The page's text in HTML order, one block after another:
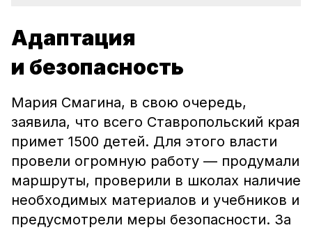
Адаптация
и безопасность
Мария Смагина, в свою очередь,
заявила, что всего Ставропольский края
примет 1500 детей. Для этого власти
провели огромную работу — продумали
маршруты, проверили в школах наличие
необходимых материалов и учебников и
предусмотрели меры безопасности. За